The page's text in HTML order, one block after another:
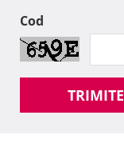
Cod
TRIMITE